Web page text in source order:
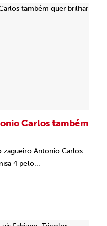
Carlos também
zagueiro Antonio Carlos.
4 pelo...